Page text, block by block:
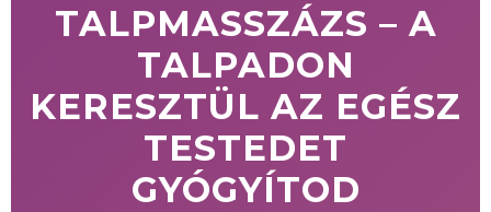
TALPMASSZÁZS – A
TALPADON
KERESZTÜL AZ EGÉSZ
TESTEDET
GYÓGYÍTOD